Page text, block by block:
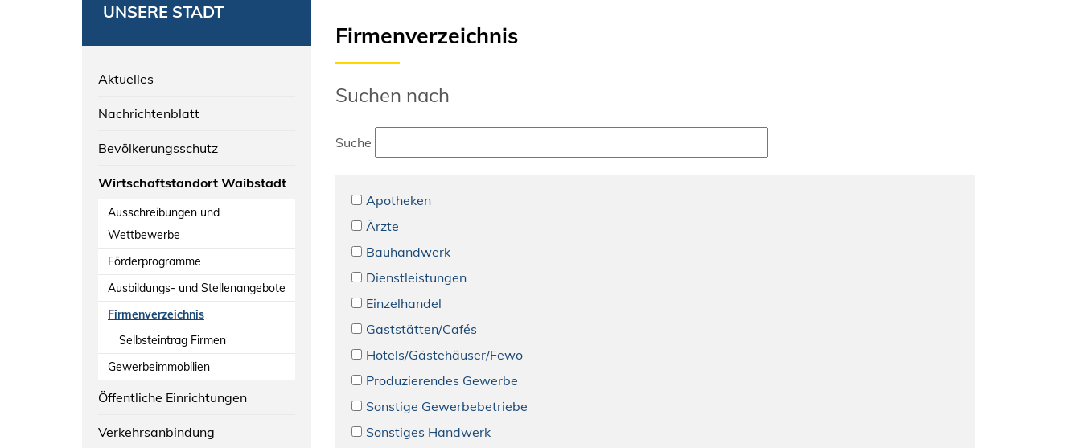
UNSERE STADT
Aktuelles
Nachrichtenblatt
Bevölkerungsschutz
Wirtschaftstandort Waibstadt
Ausschreibungen und
Wettbewerbe
Förderprogramme
Ausbildungs- und Stellenangebote
Firmenverzeichnis
Selbsteintrag Firmen
Gewerbeimmobilien
Öffentliche Einrichtungen
Verkehrsanbindung
Firmenverzeichnis
Suchen nach
Suche
Apotheken
Ärzte
Bauhandwerk
Dienstleistungen
Einzelhandel
Gaststätten/Cafés
Hotels/Gästehäuser/Fewo
Produzierendes Gewerbe
Sonstige Gewerbebetriebe
Sonstiges Handwerk